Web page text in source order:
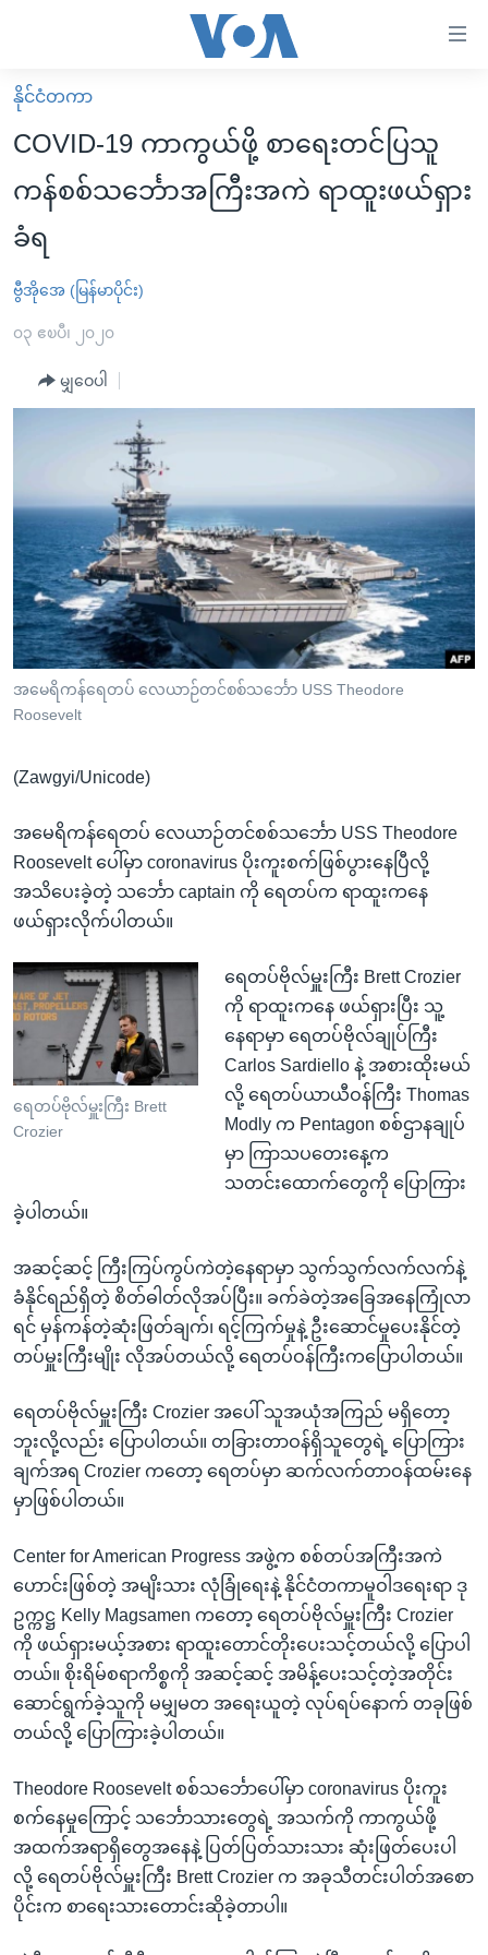
လွယ်ကူ
စေ
သည့်
များ
ပင်မ
ကျော်
ကြည့်
ညွန်း
စာမျက်နှာ
သို့
ကျော်
ကြည့်
ရန်
ရှာဖွေ
သို့
မူလစာမျက်နှာ
မြန်မာ
ကမ္ဘာ့သတင်းများ
နိုင်ငံတကာ
အစ္စရေး-ပါလက်စတိုင်း
ဗွီဒီယို
အင်္ဂလိပ်စာလေ့လာမယ်
အမေရိကန်သုံးအီဒီယံ
မကြေးမုံရဲ့ အင်္ဂလိပ်စာ
ရုပ်ရှင်ထဲက အင်္ဂလိပ်စာ
သုတပဒေသာ အင်္ဂလိပ်စာ
အပတ်စဉ်ကဏ္ဍများ
ရေဒီယိုနှင့်ရုပ်သံ အချက်အလက်များ
ရေဒီယို/တီဗွီအစီအစဉ်
Learning English
ဗွီအိုအေ လူမှုကွန်ယက်များ
ဘာသာစကားများ
နိုင်ငံတကာ
COVID-19 ကာကွယ်ဖို့ စာရေးတင်ပြသူ
ကန်စစ်သင်္ဘောအကြီးအကဲ ရာထူးဖယ်ရှား
ခံရ
ဗွီအိုအေ (မြန်မာပိုင်း)
၀၃ ဧၿပီ၊ ၂၀၂၀
မျှဝေပါ
အမေရိကန်ရေတပ် လေယာဉ်တင်စစ်သင်္ဘော USS Theodore
Roosevelt
(Zawgyi/Unicode)
အမေရိကန်ရေတပ် လေယာဉ်တင်စစ်သင်္ဘော USS Theodore
Roosevelt ပေါ်မှာ coronavirus ပိုးကူးစက်ဖြစ်ပွားနေပြီလို့
အသိပေးခဲ့တဲ့ သင်္ဘော captain ကို ရေတပ်က ရာထူးကနေ
ဖယ်ရှားလိုက်ပါတယ်။
ရေတပ်ဗိုလ်မှူးကြီး Brett
Crozier
ရေတပ်ဗိုလ်မှူးကြီး Brett Crozier
ကို ရာထူးကနေ ဖယ်ရှားပြီး သူ့
နေရာမှာ ရေတပ်ဗိုလ်ချုပ်ကြီး
Carlos Sardiello နဲ့ အစားထိုးမယ်
လို့ ရေတပ်ယာယီဝန်ကြီး Thomas
Modly က Pentagon စစ်ဌာနချုပ်
မှာ ကြာသပတေးနေ့က
သတင်းထောက်တွေကို ပြောကြား
ခဲ့ပါတယ်။
အဆင့်ဆင့် ကြီးကြပ်ကွပ်ကဲတဲ့နေရာမှာ သွက်သွက်လက်လက်နဲ့
ခံနိုင်ရည်ရှိတဲ့ စိတ်ဓါတ်လိုအပ်ပြီး။ ခက်ခဲတဲ့အခြေအနေကြုံလာ
ရင် မှန်ကန်တဲ့ဆုံးဖြတ်ချက်၊ ရင့်ကြက်မှုနဲ့ ဦးဆောင်မှုပေးနိုင်တဲ့
တပ်မှူးကြီးမျိုး လိုအပ်တယ်လို့ ရေတပ်ဝန်ကြီးကပြောပါတယ်။
ရေတပ်ဗိုလ်မှူးကြီး Crozier အပေါ် သူအယုံအကြည် မရှိတော့
ဘူးလို့လည်း ပြောပါတယ်။ တခြားတာဝန်ရှိသူတွေရဲ့ ပြောကြား
ချက်အရ Crozier ကတော့ ရေတပ်မှာ ဆက်လက်တာဝန်ထမ်းနေ
မှာဖြစ်ပါတယ်။
Center for American Progress အဖွဲ့က စစ်တပ်အကြီးအကဲ
ဟောင်းဖြစ်တဲ့ အမျိးသား လုံခြုံရေးနဲ့ နိုင်ငံတကာမူဝါဒရေးရာ ဒု
ဥက္ကဋ္ဌ Kelly Magsamen ကတော့ ရေတပ်ဗိုလ်မှူးကြီး Crozier
ကို ဖယ်ရှားမယ့်အစား ရာထူးတောင်တိုးပေးသင့်တယ်လို့ ပြောပါ
တယ်။ စိုးရိမ်စရာကိစ္စကို အဆင့်ဆင့် အမိန့်ပေးသင့်တဲ့အတိုင်း
ဆောင်ရွက်ခဲ့သူကို မမျှမတ အရေးယူတဲ့ လုပ်ရပ်နောက် တခုဖြစ်
တယ်လို့ ပြောကြားခဲ့ပါတယ်။
Theodore Roosevelt စစ်သင်္ဘောပေါ်မှာ coronavirus ပိုးကူး
စက်နေမှုကြောင့် သင်္ဘောသားတွေရဲ့ အသက်ကို ကာကွယ်ဖို့
အထက်အရာရှိတွေအနေနဲ့ ပြတ်ပြတ်သားသား ဆုံးဖြတ်ပေးပါ
လို့ ရေတပ်ဗိုလ်မှူးကြီး Brett Crozier က အခုသီတင်းပါတ်အစော
ပိုင်းက စာရေးသားတောင်းဆိုခဲ့တာပါ။